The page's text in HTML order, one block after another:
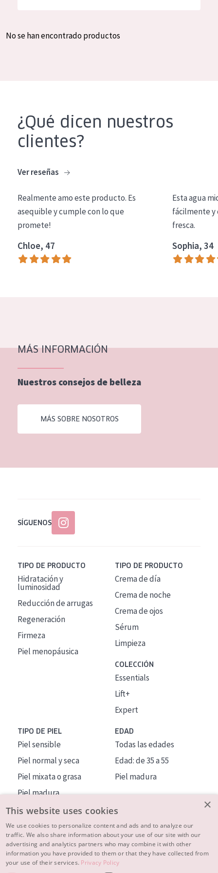
Crema de día
Crema de noche
Limpieza
COLECCIÓN
Essentials
Lift+
Piel normal y seca
Piel mixata o grasa
Piel madura
Piel expuesta al sol
Piel menopáusica
Todas las edades
Spanish
No se han encontrado productos
¿Qué dicen nuestros
clientes?
Ver reseñas
Realmente amo este producto. Es
asequible y cumple con lo que
promete!
Chloe, 47
Esta agua
fácilmente y
fresca.
Sophia, 34
MÁS INFORMACIÓN
Nuestros consejos de belleza
MÁS SOBRE NOSOTROS
SÍGUENOS
TIPO DE PRODUCTO
Hidratación y
luminosidad
Reducción de arrugas
Regeneración
Firmeza
Piel menopáusica
TIPO DE PRODUCTO
Crema de día
Crema de noche
Crema de ojos
Sérum
Limpieza
COLECCIÓN
Essentials
Lift+
Expert
TIPO DE PIEL
Piel sensible
Piel normal y seca
Piel mixata o grasa
Piel madura
Piel expuesta al sol
Piel menopáusica
EDAD
Todas las edades
Edad: de 35 a 55
Piel madura
MÁS SOBRE NOSOTROS
INSPIRACIÓN
×
This website uses cookies
We use cookies to personalize content and ads and to analyze our
traffic. We also share information about your use of our site with our
advertising and analytics partners who may combine it with other
information you have provided to them or that they have collected from
your use of their services. Privacy Policy